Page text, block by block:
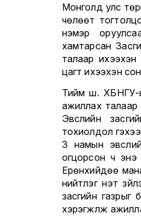
Монголд улс
чөлөөт
нэмэр
хамтарсан
талаар ихээхэн
цагт ихээхэн
Тийм шүү.
ажиллах талаар
Эвслийн
тохиолдол
3 намын
огцорсон ч энэ
Ерөнхийдөө
нийтлэг үнэт
засгийн газрыг
хэрэгжүүлж